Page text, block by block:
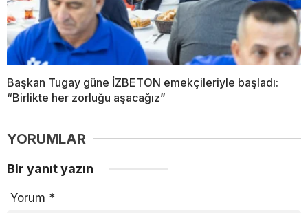
Başkan Tugay güne İZBETON emekçileriyle başladı:
“Birlikte her zorluğu aşacağız”
YORUMLAR
Bir yanıt yazın
Yorum *